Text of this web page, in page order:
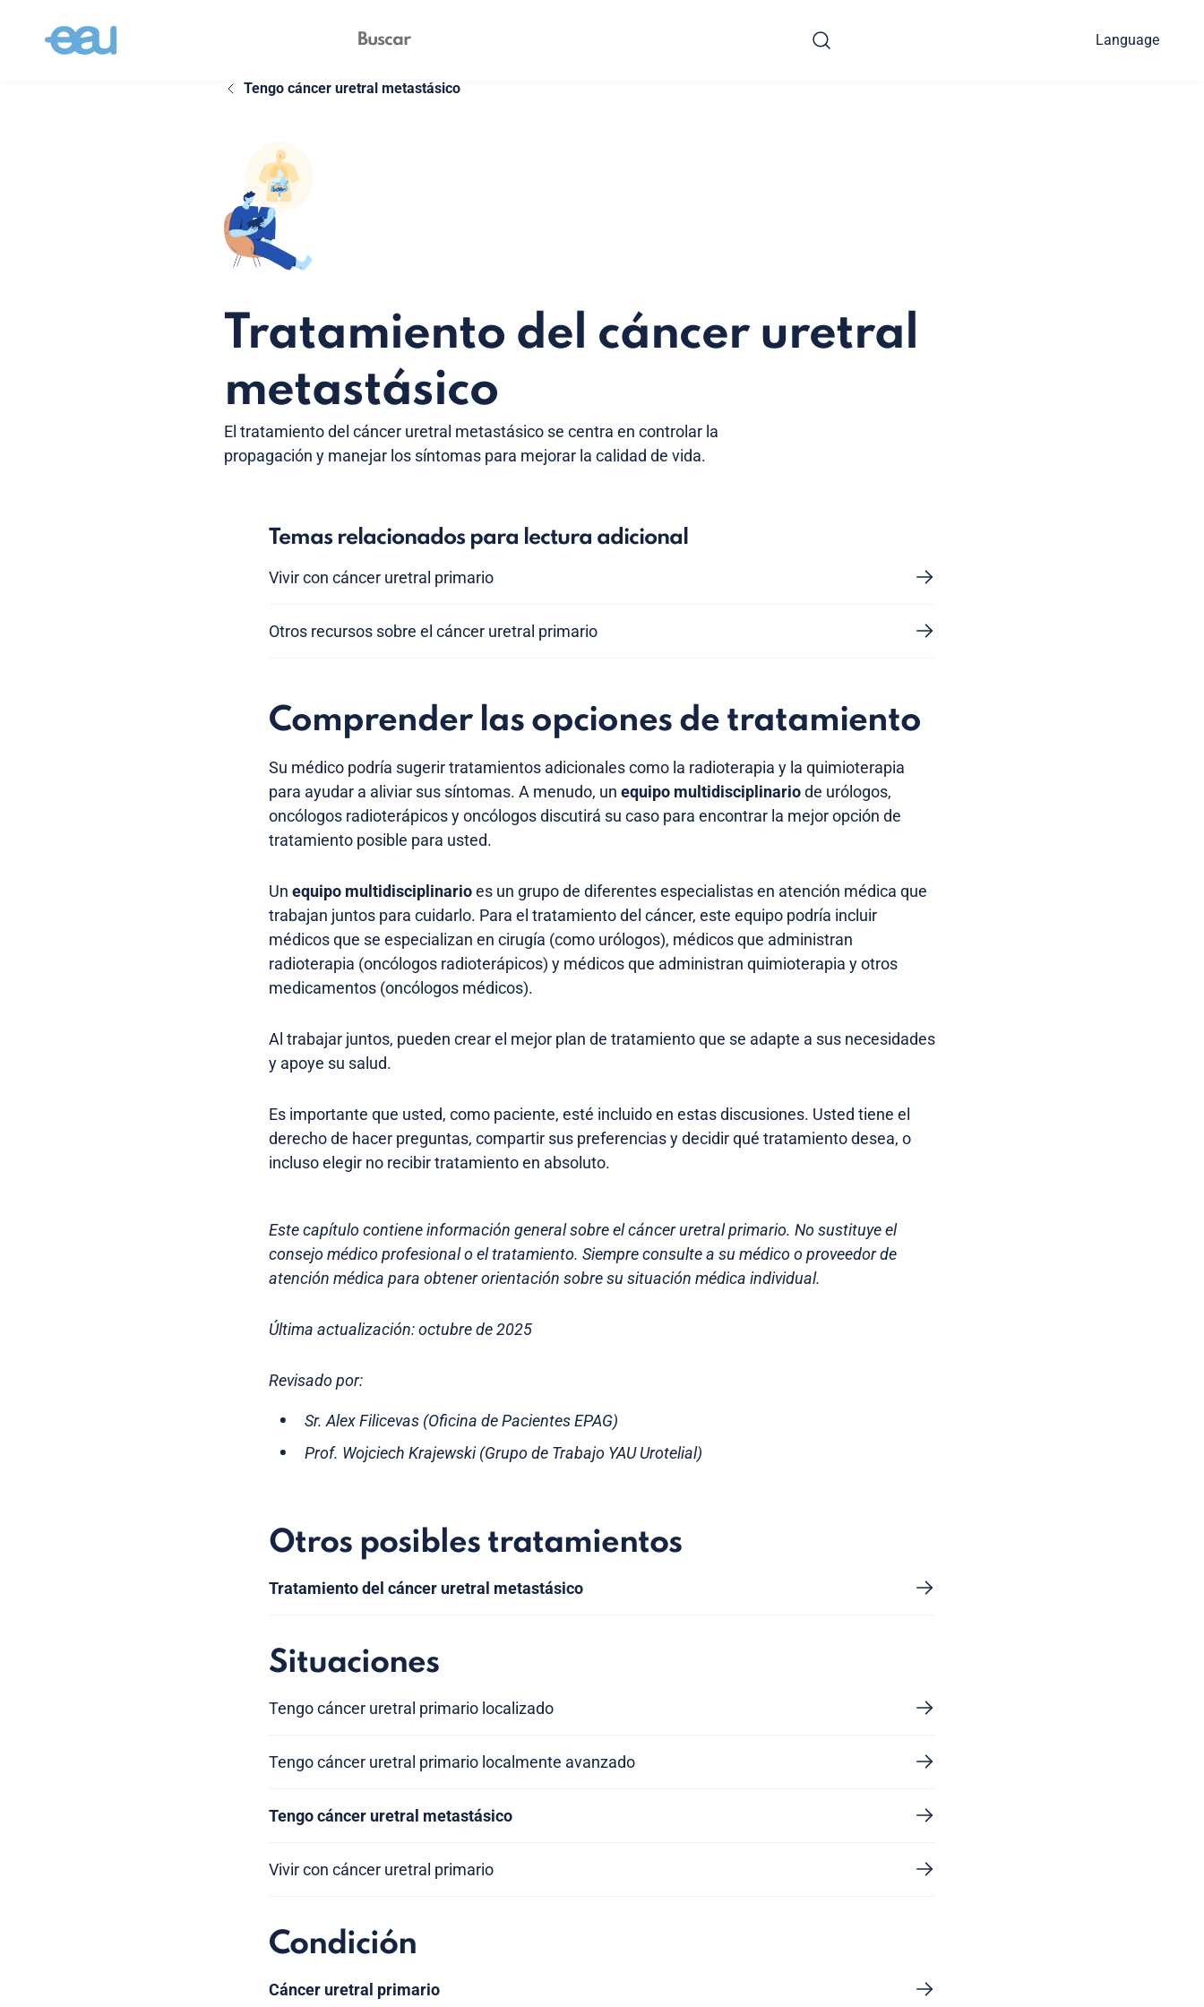
Language
Tengo cáncer uretral metastásico
Tratamiento del cáncer uretral
metastásico
El tratamiento del cáncer uretral metastásico se centra en controlar la
propagación y manejar los síntomas para mejorar la calidad de vida.
Temas relacionados para lectura adicional
Vivir con cáncer uretral primario
Otros recursos sobre el cáncer uretral primario
Comprender las opciones de tratamiento
Su médico podría sugerir tratamientos adicionales como la radioterapia y la quimioterapia
para ayudar a aliviar sus síntomas. A menudo, un equipo multidisciplinariode urólogos,
oncólogos radioterápicos y oncólogos discutirá su caso para encontrar la mejor opción de
tratamiento posible para usted.
Un equipo multidisciplinarioes un grupo de diferentes especialistas en atención médica que
trabajan juntos para cuidarlo. Para el tratamiento del cáncer, este equipo podría incluir
médicos que se especializan en cirugía (como urólogos), médicos que administran
radioterapia (oncólogos radioterápicos) y médicos que administran quimioterapia y otros
medicamentos (oncólogos médicos).
Al trabajar juntos, pueden crear el mejor plan de tratamiento que se adapte a sus necesidades
y apoye su salud.
Es importante que usted, como paciente, esté incluido en estas discusiones. Usted tiene el
derecho de hacer preguntas, compartir sus preferencias y decidir qué tratamiento desea, o
incluso elegir no recibir tratamiento en absoluto.
Este capítulo contiene información general sobre el cáncer uretral primario. No sustituye el
consejo médico profesional o el tratamiento. Siempre consulte a su médico o proveedor de
atención médica para obtener orientación sobre su situación médica individual.
Última actualización: octubre de 2025
Revisado por:
Sr. Alex Filicevas (Oficina de Pacientes EPAG)
Prof. Wojciech Krajewski (Grupo de Trabajo YAU Urotelial)
Otros posibles tratamientos
Tratamiento del cáncer uretral metastásico
Situaciones
Tengo cáncer uretral primario localizado
Tengo cáncer uretral primario localmente avanzado
Tengo cáncer uretral metastásico
Vivir con cáncer uretral primario
Condición
Cáncer uretral primario